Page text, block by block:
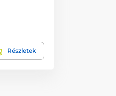
Részletek